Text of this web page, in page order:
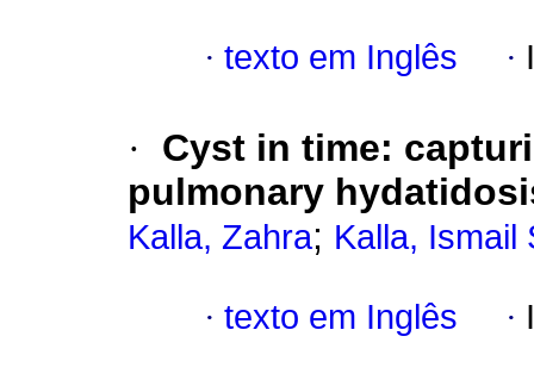
· texto em Inglês ·
·
Cyst in time:
pulmonary
Kalla, Zahra; Kalla, Ismail
· texto em Inglês ·